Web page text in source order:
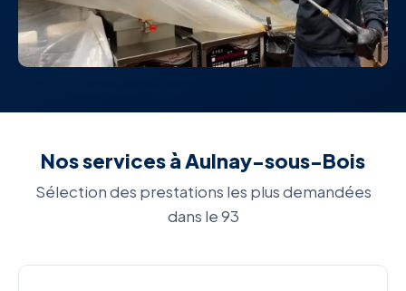
Nos services à Aulnay-sous-Bois
Sélection des prestations les plus demandées
dans le 93